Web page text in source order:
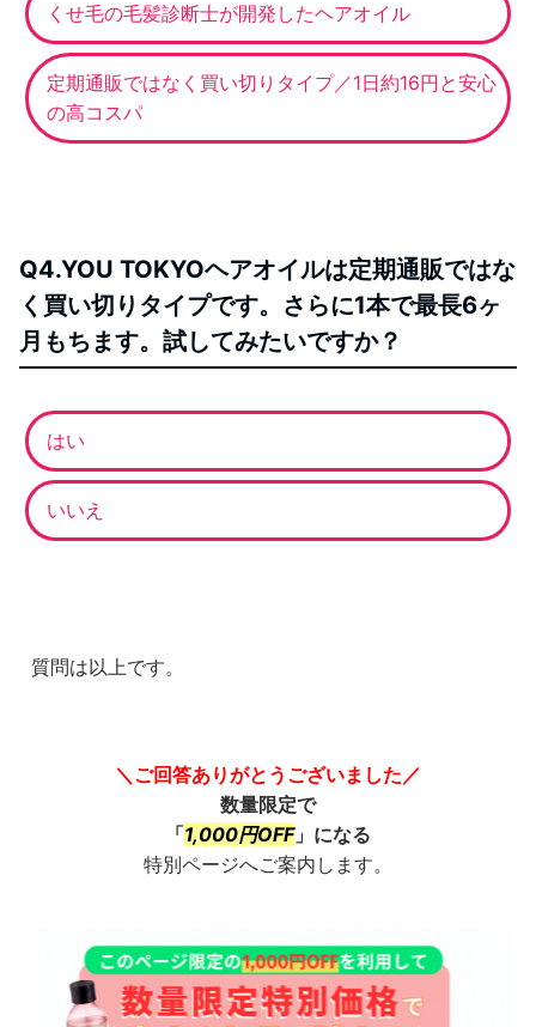
くせ毛の毛髪診断士が開発したヘアオイル
定期通販ではなく買い切りタイプ／1日約16円と安心
の高コスパ
Q4.YOU TOKYOヘアオイルは定期通販ではな
く買い切りタイプです。さらに1本で最長6ヶ
月もちます。試してみたいですか？
はい
いいえ
質問は以上です。
＼ご回答ありがとうございました／
数量限定で
「1,000円OFF」になる
特別ページへご案内します。